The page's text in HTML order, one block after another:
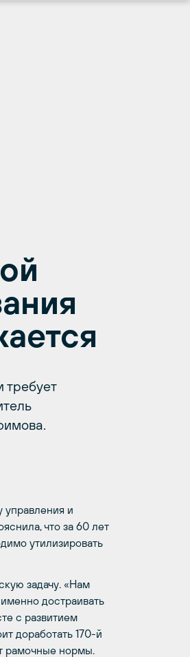
требует
управления и
что за 60 лет
утилизировать
задачу. «Нам
достраивать
с развитием
доработать 170-й
рамочные нормы.